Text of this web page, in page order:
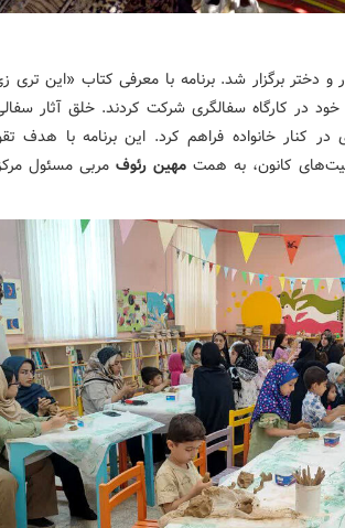
و دختر برگزار شد. برنامه با معرفی کتاب «این تری
خود در کارگاه سفالگری شرکت کردند. خلق آثار
کنار خانواده فراهم کرد. این برنامه با هدف
کانون، به همت مهین رئوفمربی مسئول